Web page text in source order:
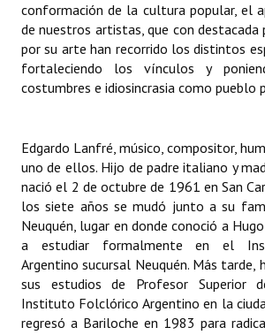
Comunicaciones
Declaraciones
Resoluciones
INSTITUCIONAL
Antiguos Pobladores
Noticias Destacadas
Registros y Distinciones
Datos Históricos
conformación de la cultura popular, el
de nuestros artistas, que con destacada
por su arte han recorrido los distintos
fortaleciendo los vínculos y
costumbres e idiosincrasia como pueblo
Edgardo Lanfré, músico, compositor,
uno de ellos. Hijo de padre italiano y
nació el 2 de octubre de 1961 en San
los siete años se mudó junto a su
Neuquén, lugar en donde conoció a
a estudiar formalmente en el
Argentino sucursal Neuquén. Más tarde,
sus estudios de Profesor Superior
Instituto Folclórico Argentino en la
regresó a Bariloche en 1983 para